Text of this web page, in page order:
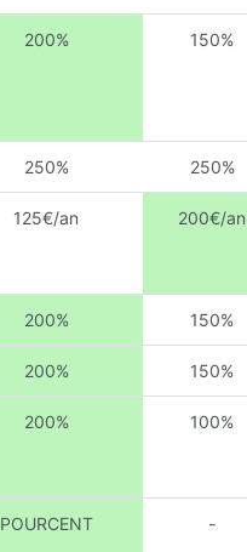
200% 150%
250% 250%
125€/an 200€/an
200% 150%
200% 150%
200% 100%
POURCENT -